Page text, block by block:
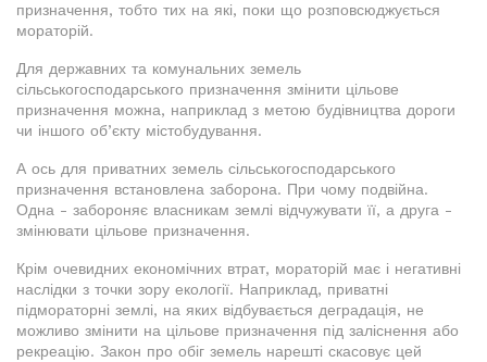
призначення, тобто тих на які, поки що розповсюджується
мораторій.
Для державних та комунальних земель
сільськогосподарського призначення змінити цільове
призначення можна, наприклад з метою будівництва дороги
чи іншого об’єкту містобудування.
А ось для приватних земель сільськогосподарського
призначення встановлена заборона. При чому подвійна.
Одна - забороняє власникам землі відчужувати її, а друга -
змінювати цільове призначення.
Крім очевидних економічних втрат, мораторій має і негативні
наслідки з точки зору екології. Наприклад, приватні
підмораторні землі, на яких відбувається деградація, не
можливо змінити на цільове призначення під заліснення або
рекреацію. Закон про обіг земель нарешті скасовує цей